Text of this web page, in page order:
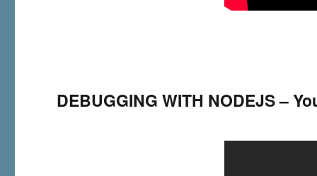
DEBUGGING WITH NODEJS –